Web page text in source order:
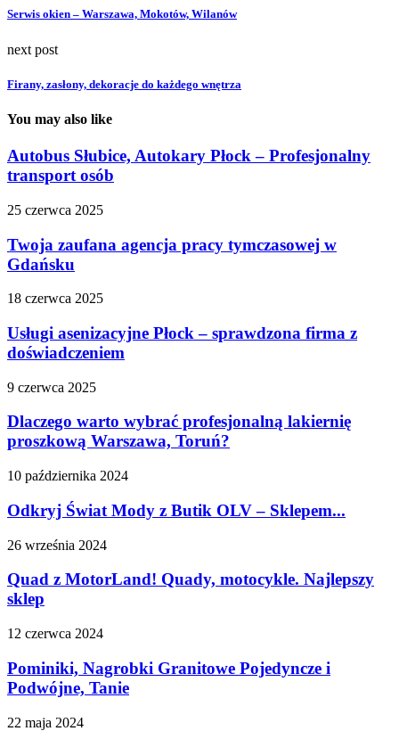
Serwis okien – Warszawa, Mokotów, Wilanów
next post
Firany, zasłony, dekoracje do każdego wnętrza
You may also like
Autobus Słubice, Autokary Płock – Profesjonalny
transport osób
25 czerwca 2025
Twoja zaufana agencja pracy tymczasowej w
Gdańsku
18 czerwca 2025
Usługi asenizacyjne Płock – sprawdzona firma z
doświadczeniem
9 czerwca 2025
Dlaczego warto wybrać profesjonalną lakiernię
proszkową Warszawa, Toruń?
10 października 2024
Odkryj Świat Mody z Butik OLV – Sklepem...
26 września 2024
Quad z MotorLand! Quady, motocykle. Najlepszy
sklep
12 czerwca 2024
Pominiki, Nagrobki Granitowe Pojedyncze i
Podwójne, Tanie
22 maja 2024